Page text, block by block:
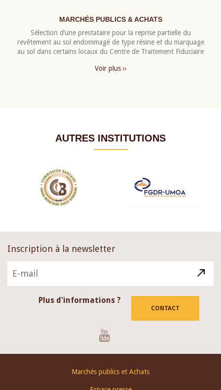
MARCHÉS PUBLICS & ACHATS
Sélection d’une prestataire pour la reprise partielle du
revêtement au sol endommagé de type résine et du marquage
au sol dans certains locaux du Centre de Traitement Fiduciaire
Voir plus ››
AUTRES INSTITUTIONS
Inscription à la newsletter
Plus d'informations ?
CONTACT
Marchés publics et Achats